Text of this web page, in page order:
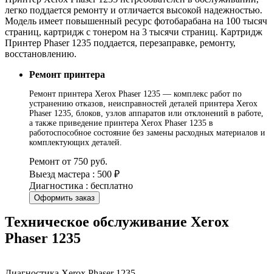
легко поддается ремонту и отличается высокой надежностью.
Модель имеет повышенный ресурс фотобарабана на 100 тысяч
страниц, картридж с тонером на 3 тысячи страниц. Картридж
Принтер Phaser 1235 поддается, перезаправке, ремонту,
восстановлению.
Ремонт принтера
Ремонт принтера Xerox Phaser 1235 — комплекс работ по
устранению отказов, неисправностей деталей принтера Xerox
Phaser 1235, блоков, узлов аппаратов или отклонений в работе,
а также приведение принтера Xerox Phaser 1235 в
работоспособное состояние без замены расходных материалов и
комплектующих деталей.
Ремонт от 750 руб.
Выезд мастера : 500 ₽
Диагностика : бесплатно
Оформить заказ
Техническое обслуживание Xerox
Phaser 1235